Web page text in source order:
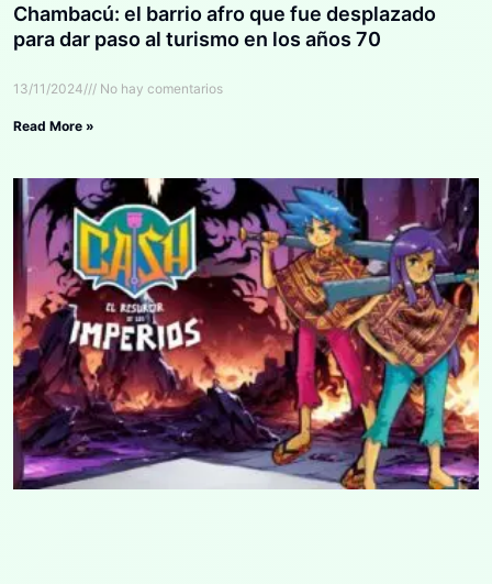
Chambacú: el barrio afro que fue desplazado
para dar paso al turismo en los años 70
13/11/2024 No hay comentarios
Read More »